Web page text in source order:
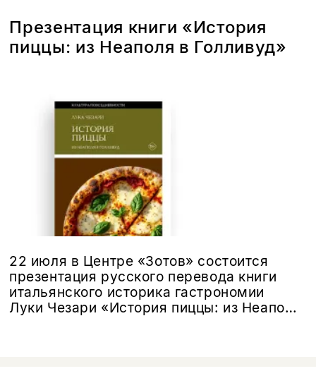
Презентация книги «История
пиццы: из Неаполя в Голливуд»
22 июля в Центре «Зотов» состоится
презентация русского перевода книги
итальянского историка гастрономии
Луки Чезари «История пиццы: из Неаполя